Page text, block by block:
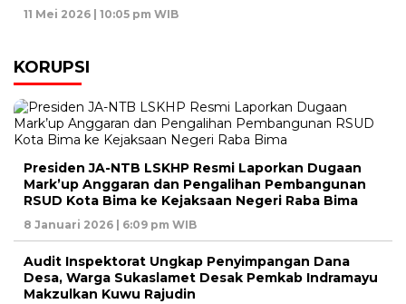
11 Mei 2026 | 10:05 pm WIB
KORUPSI
Presiden JA-NTB LSKHP Resmi Laporkan Dugaan
Mark’up Anggaran dan Pengalihan Pembangunan
RSUD Kota Bima ke Kejaksaan Negeri Raba Bima
8 Januari 2026 | 6:09 pm WIB
Audit Inspektorat Ungkap Penyimpangan Dana
Desa, Warga Sukaslamet Desak Pemkab Indramayu
Makzulkan Kuwu Rajudin